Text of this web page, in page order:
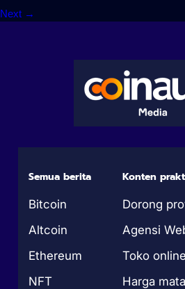
Next →
Semua berita
Bitcoin
Altcoin
Ethereum
NFT
Konten
Dorong
Agensi
Toko
Harga